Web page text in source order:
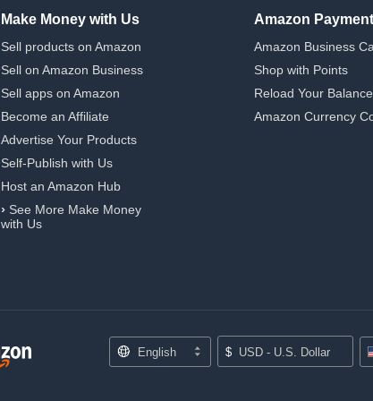
Make Money with Us
Sell products on Amazon
Sell on Amazon Business
Sell apps on Amazon
Become an Affiliate
Advertise Your Products
Self-Publish with Us
Host an Amazon Hub
› See More Make Money
with Us
Amazon
Amazon Business
Shop with Points
Reload Your Balance
Amazon Currency
English $ USD - U.S. Dollar